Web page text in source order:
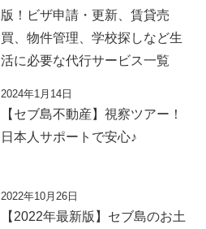
版！ビザ申請・更新、賃貸売
買、物件管理、学校探しなど生
活に必要な代行サービス一覧
2024年1月14日
【セブ島不動産】視察ツアー！
日本人サポートで安心♪
2022年10月26日
【2022年最新版】セブ島のお土